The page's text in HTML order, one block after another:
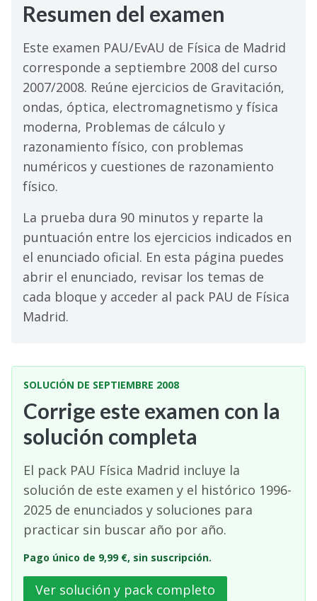
Resumen del examen
Este examen PAU/EvAU de Física de Madrid
corresponde a septiembre 2008 del curso
2007/2008. Reúne ejercicios de Gravitación,
ondas, óptica, electromagnetismo y física
moderna, Problemas de cálculo y
razonamiento físico, con problemas
numéricos y cuestiones de razonamiento
físico.
La prueba dura 90 minutos y reparte la
puntuación entre los ejercicios indicados en
el enunciado oficial. En esta página puedes
abrir el enunciado, revisar los temas de
cada bloque y acceder al pack PAU de Física
Madrid.
SOLUCIÓN DE SEPTIEMBRE 2008
Corrige este examen con la
solución completa
El pack PAU Física Madrid incluye la
solución de este examen y el histórico 1996-
2025 de enunciados y soluciones para
practicar sin buscar año por año.
Pago único de 9,99 €, sin suscripción.
Ver solución y pack completo